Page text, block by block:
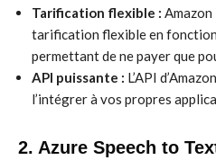
Tarification flexible :
tarification flexible en
permettant de ne payer que
API puissante : L’API
l’intégrer à vos propres
2. Azure Speech to